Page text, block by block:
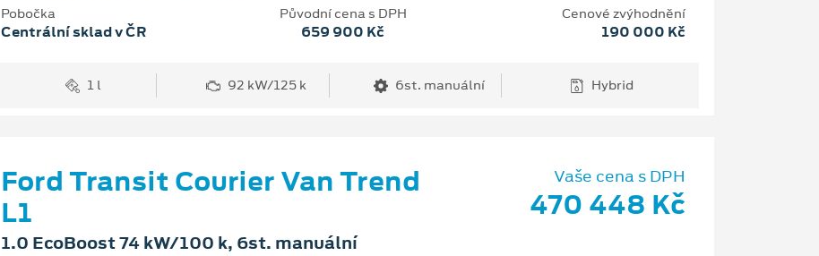
Pobočka
Centrální sklad v ČR
Původní cena s DPH
659 900 Kč
Cenové zvýhodnění
190 000 Kč
1 l 92 kW/125 k 6st. manuální Hybrid
Ford Transit Courier Van Trend
L1
1.0 EcoBoost 74 kW/100 k, 6st. manuální
Vaše cena s DPH
470 448 Kč